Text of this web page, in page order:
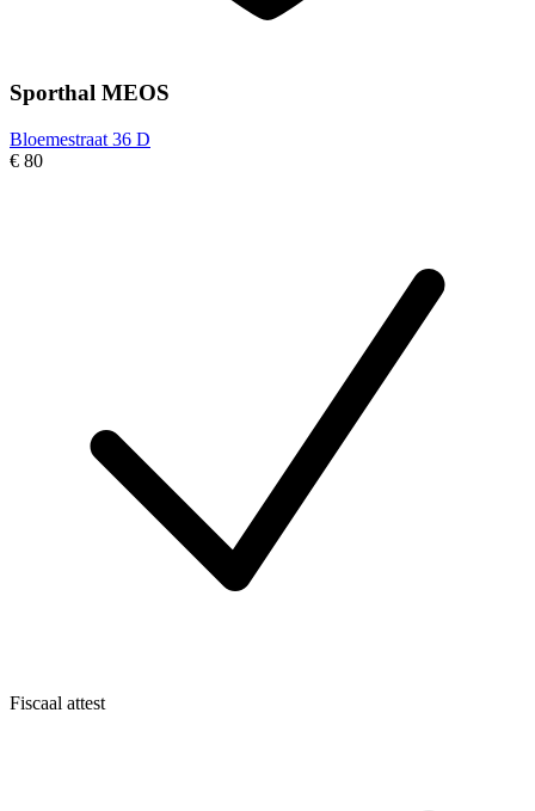
Sporthal MEOS
Bloemestraat 36 D
€ 80
Fiscaal attest